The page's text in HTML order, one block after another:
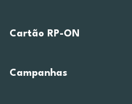
Cartão RP-ON
Campanhas